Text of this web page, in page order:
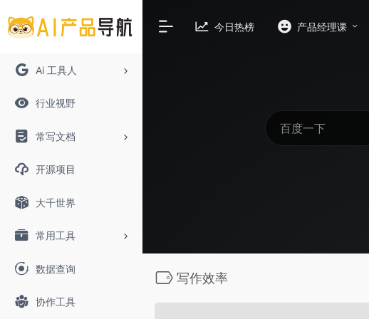
Ai 工具人
行业视野
常写文档
开源项目
大千世界
常用工具
数据查询
协作工具
今日热榜 产品经理课
写作效率